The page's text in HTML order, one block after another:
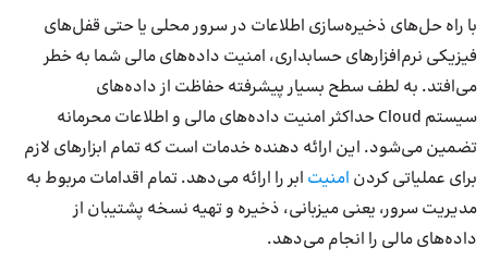
با راه حل‌های ذخیره‌سازی اطلاعات در سرور محلی یا حتی قفل‌های
فیزیکی نرم‌افزارهای حسابداری، امنیت داده‌های مالی شما به خطر
می‌افتد. به لطف سطح بسیار پیشرفته حفاظت از داده‌های
سیستم Cloud حداکثر امنیت داده‌های مالی و اطلاعات محرمانه
تضمین می‌شود. این ارائه دهنده خدمات است که تمام ابزارهای لازم
برای عملیاتی کردن امنیت ابر را ارائه می‌دهد. تمام اقدامات مربوط به
مدیریت سرور، یعنی میزبانی، ذخیره و تهیه نسخه پشتیبان از
داده‌های مالی را انجام می‌دهد.